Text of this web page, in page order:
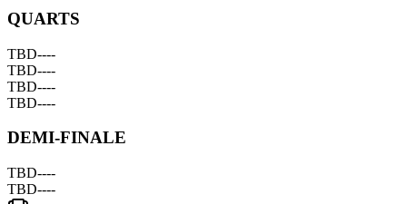
QUARTS
TBD----
TBD----
TBD----
TBD----
DEMI-FINALE
TBD----
TBD----